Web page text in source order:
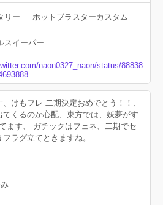
リー ホットブラスターカスタム
スイーパー
naon0327_naon/status/88838
けもフレ 二期決定おめでとう！！、
くるのか心配、東方では、妖夢がす
ます、 ガチックはフェネ、二期でセ
ラグ立てときますね。